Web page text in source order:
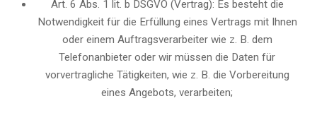
Art. 6 Abs. 1 lit. b DSGVO (Vertrag): Es besteht die
Notwendigkeit für die Erfüllung eines Vertrags mit Ihnen
oder einem Auftragsverarbeiter wie z. B. dem
Telefonanbieter oder wir müssen die Daten für
vorvertragliche Tätigkeiten, wie z. B. die Vorbereitung
eines Angebots, verarbeiten;